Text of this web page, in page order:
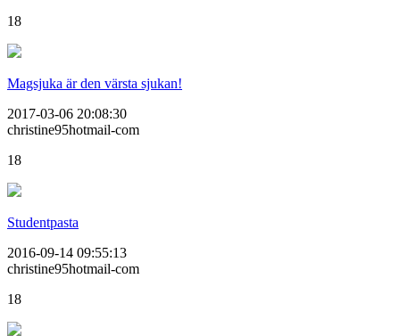
18
Magsjuka är den värsta sjukan!
2017-03-06 20:08:30
christine95hotmail-com
18
Studentpasta
2016-09-14 09:55:13
christine95hotmail-com
18